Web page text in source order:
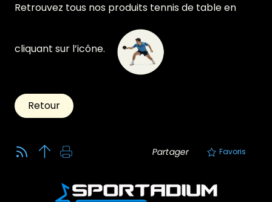
Retrouvez tous nos produits tennis de table en
cliquant sur l’icône.
Retour
Partager Favoris